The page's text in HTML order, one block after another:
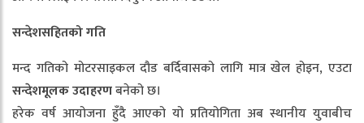
सन्देशसहितकोगति
मन्द गतिको मोटरसाइकल दौड बर्दिवासको लागि मात्र खेल होइन, एउटा
सन्देशमूलकउदाहरणबनेको छ।
हरेक वर्ष आयोजना हुँदै आएको यो प्रतियोगिता अब स्थानीय युवाबीच